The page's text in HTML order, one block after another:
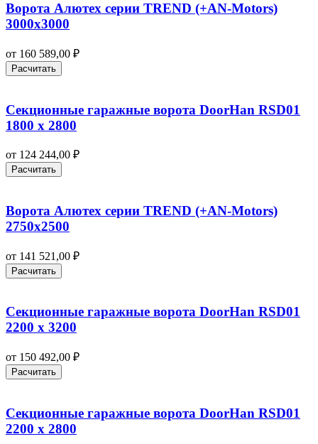
Ворота Алютех серии TREND (+AN‑Motors)
3000х3000
от 160 589,00 ₽
Расчитать
Секционные гаражные ворота DoorHan RSD01
1800 х 2800
от 124 244,00 ₽
Расчитать
Ворота Алютех серии TREND (+AN‑Motors)
2750х2500
от 141 521,00 ₽
Расчитать
Секционные гаражные ворота DoorHan RSD01
2200 х 3200
от 150 492,00 ₽
Расчитать
Секционные гаражные ворота DoorHan RSD01
2200 х 2800